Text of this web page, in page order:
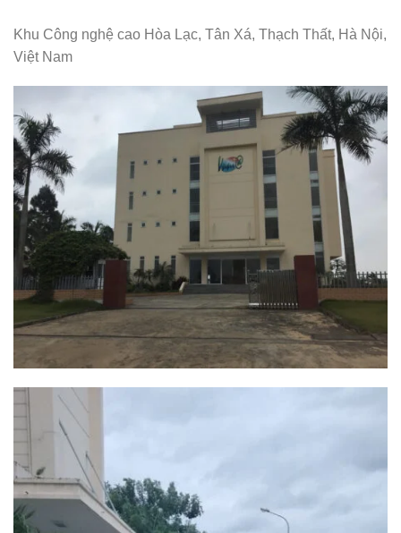
Khu Công nghệ cao Hòa Lạc, Tân Xá, Thạch Thất, Hà Nội,
Việt Nam